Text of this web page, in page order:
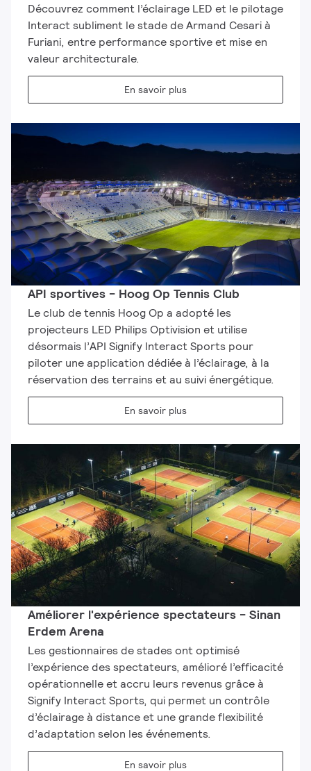
Découvrez comment l’éclairage LED et le pilotage
Interact subliment le stade de Armand Cesari à
Furiani, entre performance sportive et mise en
valeur architecturale.
En savoir plus
API sportives - Hoog Op Tennis Club
Le club de tennis Hoog Op a adopté les
projecteurs LED Philips Optivision et utilise
désormais l’API Signify Interact Sports pour
piloter une application dédiée à l’éclairage, à la
réservation des terrains et au suivi énergétique.
En savoir plus
Améliorer l'expérience spectateurs - Sinan
Erdem Arena
Les gestionnaires de stades ont optimisé
l’expérience des spectateurs, amélioré l’efficacité
opérationnelle et accru leurs revenus grâce à
Signify Interact Sports, qui permet un contrôle
d’éclairage à distance et une grande flexibilité
d’adaptation selon les événements.
En savoir plus